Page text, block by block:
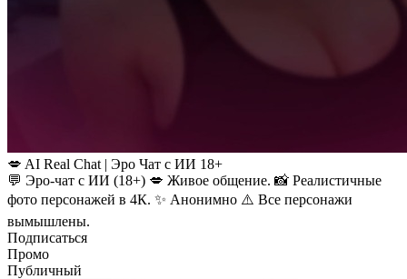
💋 AI Real Chat | Эро Чат с ИИ 18+
💬 Эро-чат с ИИ (18+) 💋 Живое общение. 📸 Реалистичные
фото персонажей в 4К. ✨ Анонимно ⚠️ Все персонажи
вымышлены.
Подписаться
Промо
Публичный